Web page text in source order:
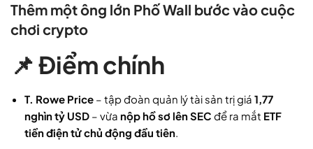
Thêm một ông lớn Phố Wall bước vào cuộc
chơi crypto
📌 Điểm chính
T. Rowe Price – tập đoàn quản lý tài sản trị giá 1,77
nghìn tỷ USD – vừa nộp hồ sơ lên SEC để ra mắt ETF
tiền điện tử chủ động đầu tiên.